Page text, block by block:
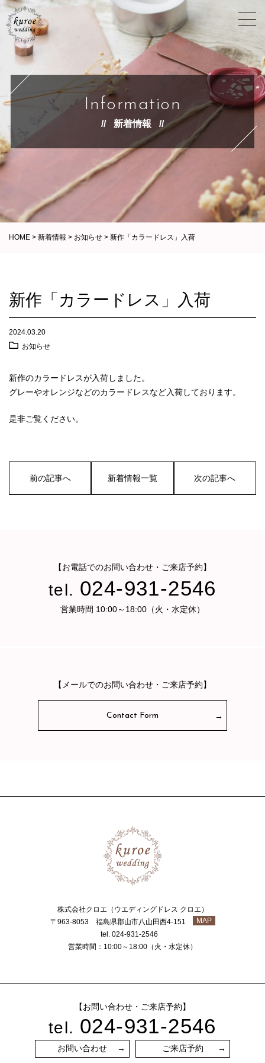
Information
新着情報
HOME > 新着情報 > お知らせ > 新作「カラードレス」入荷
新作「カラードレス」入荷
2024.03.20
お知らせ
新作のカラードレスが入荷しました。
グレーやオレンジなどのカラードレスなど入荷しております。
是非ご覧ください。
前の記事へ 新着情報一覧 次の記事へ
【お電話でのお問い合わせ・ご来店予約】
tel. 024-931-2546
営業時間 10:00～18:00（火・水定休）
【メールでのお問い合わせ・ご来店予約】
Contact Form
株式会社クロエ（ウエディングドレス クロエ）
〒963-8053 福島県郡山市八山田西4-151
MAP
tel. 024-931-2546
営業時間：10:00～18:00（火・水定休）
【お問い合わせ・ご来店予約】
tel. 024-931-2546
お問い合わせ ご来店予約